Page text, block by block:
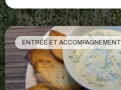
ENTRÉE ET ACCOMPAGNEMENT